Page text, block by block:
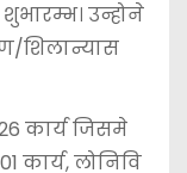
उन्होने
शिलान्यास
कार्य जिसमे
कार्य, लोनिवि